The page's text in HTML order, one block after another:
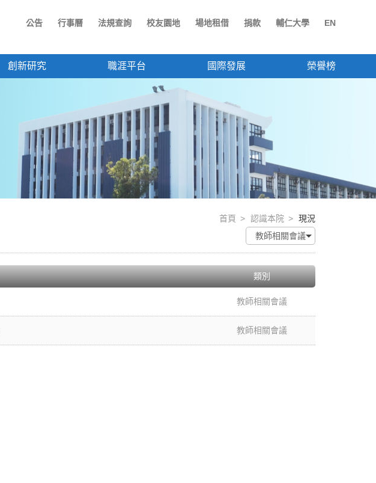
公告 行事曆 法規查詢 校友園地 場地租借 捐款 輔仁大學 EN
創新研究 職涯平台 國際發展 榮譽榜
首頁 認識本院 現況
類別
教師相關會議
教師相關會議